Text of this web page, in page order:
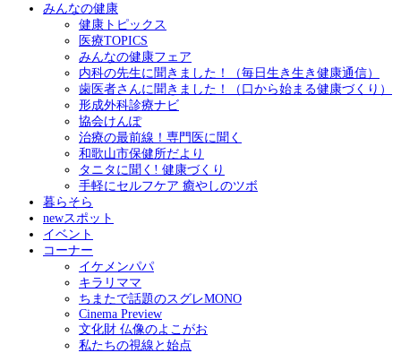
みんなの健康
健康トピックス
医療TOPICS
みんなの健康フェア
内科の先生に聞きました！（毎日生き生き健康通信）
歯医者さんに聞きました！（口から始まる健康づくり）
形成外科診療ナビ
協会けんぽ
治療の最前線！専門医に聞く
和歌山市保健所だより
タニタに聞く! 健康づくり
手軽にセルフケア 癒やしのツボ
暮らそら
newスポット
イベント
コーナー
イケメンパパ
キラリママ
ちまたで話題のスグレMONO
Cinema Preview
文化財 仏像のよこがお
私たちの視線と始点